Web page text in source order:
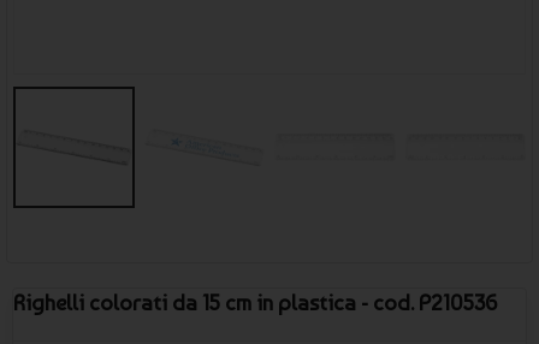
Righelli colorati da 15 cm in plastica - cod. P210536